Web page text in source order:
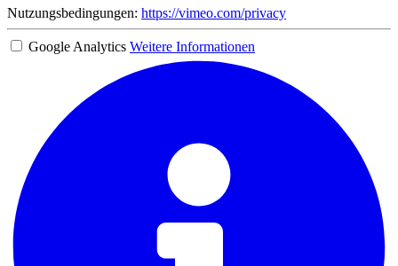
Nutzungsbedingungen: https://vimeo.com/privacy
Google Analytics Weitere Informationen